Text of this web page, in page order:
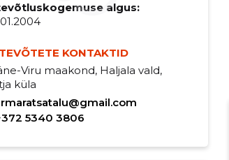
algus:
KONTAKTID
Viru maakond, Haljala vald,
küla
5340 3806